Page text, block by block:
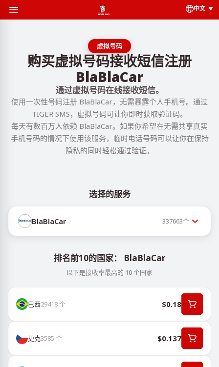
中文
虚拟号码
购买虚拟号码接收短信注册
BlaBlaCar
通过虚拟号码在线接收短信。
使用一次性号码注册 BlaBlaCar，无需暴露个人手机号。通过
TIGER SMS，虚拟号码可让你即时获取验证码。
每天有数百万人依赖 BlaBlaCar。如果你希望在无需共享真实
手机号码的情况下使用该服务，临时电话号码可以让你在保持
隐私的同时轻松通过验证。
选择的服务
BlaBlaCar 337663个
排名前10的国家： BlaBlaCar
以下是接收率最高的 10 个国家
巴西29418个 $0.18
捷克3585 个 $0.137